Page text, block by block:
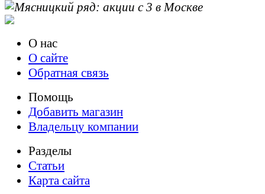
О нас
О сайте
Обратная связь
Помощь
Добавить магазин
Владельцу компании
Разделы
Статьи
Карта сайта